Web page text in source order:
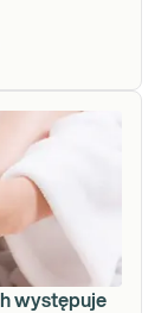
występuje